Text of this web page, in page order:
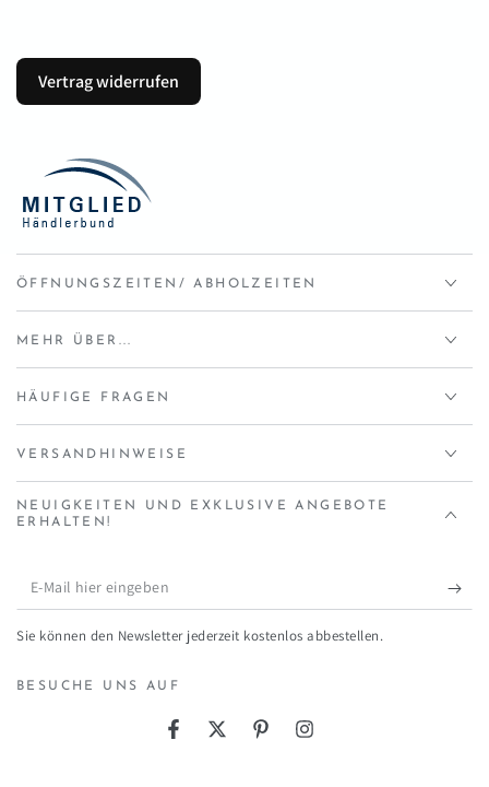
Vertrag widerrufen
ÖFFNUNGSZEITEN/ ABHOLZEITEN
MEHR ÜBER...
HÄUFIGE FRAGEN
VERSANDHINWEISE
NEUIGKEITEN UND EXKLUSIVE ANGEBOTE
ERHALTEN!
E-
Mail
hier
eingeben
Sie können den Newsletter jederzeit kostenlos abbestellen.
BESUCHE UNS AUF
FacebookTwitterPinterestInstagram